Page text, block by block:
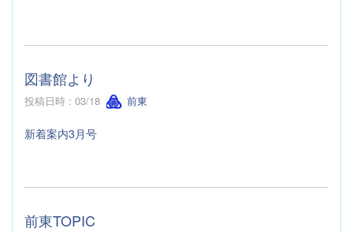
図書館より
投稿日時 : 03/18 前東
新着案内3月号
前東TOPIC